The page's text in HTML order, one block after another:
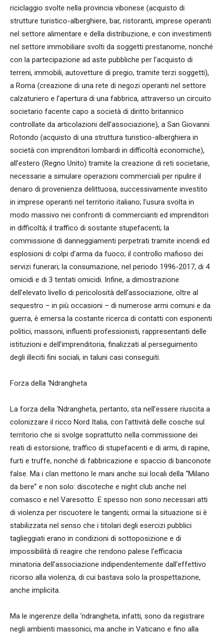
riciclaggio svolte nella provincia vibonese (acquisto di
strutture turistico-alberghiere, bar, ristoranti, imprese operanti
nel settore alimentare e della distribuzione, e con investimenti
nel settore immobiliare svolti da soggetti prestanome, nonché
con la partecipazione ad aste pubbliche per l’acquisto di
terreni, immobili, autovetture di pregio, tramite terzi soggetti),
a Roma (creazione di una rete di negozi operanti nel settore
calzaturiero e l’apertura di una fabbrica, attraverso un circuito
societario facente capo a società di diritto britannico
controllate da articolazioni dell’associazione), a San Giovanni
Rotondo (acquisto di una struttura turistico-alberghiera in
società con imprenditori lombardi in difficoltà economiche),
all’estero (Regno Unito) tramite la creazione di reti societarie,
necessarie a simulare operazioni commerciali per ripulire il
denaro di provenienza delittuosa, successivamente investito
in imprese operanti nel territorio italiano; l’usura svolta in
modo massivo nei confronti di commercianti ed imprenditori
in difficoltà; il traffico di sostante stupefacenti; la
commissione di danneggiamenti perpetrati tramite incendi ed
esplosioni di colpi d’arma da fuoco; il controllo mafioso dei
servizi funerari; la consumazione, nel periodo 1996-2017, di 4
omicidi e di 3 tentati omicidi. Infine, a dimostrazione
dell’elevato livello di pericolosità dell’associazione, oltre al
sequestro – in più occasioni – di numerose armi comuni e da
guerra, è emersa la costante ricerca di contatti con esponenti
politici, massoni, influenti professionisti, rappresentanti delle
istituzioni e dell’imprenditoria, finalizzati al perseguimento
degli illeciti fini sociali, in taluni casi conseguiti.
Forza della ‘Ndrangheta
La forza della ‘Ndrangheta, pertanto, sta nell’essere riuscita a
colonizzare il ricco Nord Italia, con l’attività delle cosche sul
territorio che si svolge soprattutto nella commissione dei
reati di estorsione, traffico di stupefacenti e di armi, di rapine,
furti e truffe, nonché di fabbricazione e spaccio di banconote
false. Ma i clan mettono le mani anche sui locali della “Milano
da bere” e non solo: discoteche e night club anche nel
comasco e nel Varesotto. E spesso non sono necessari atti
di violenza per riscuotere le tangenti; ormai la situazione si è
stabilizzata nel senso che i titolari degli esercizi pubblici
taglieggiati erano in condizioni di sottoposizione e di
impossibilità di reagire che rendono palese l’efficacia
minatoria dell’associazione indipendentemente dall’effettivo
ricorso alla violenza, di cui bastava solo la prospettazione,
anche implicita.
Ma le ingerenze della ‘ndrangheta, infatti, sono da registrare
negli ambienti massonici, ma anche in Vaticano e fino alla